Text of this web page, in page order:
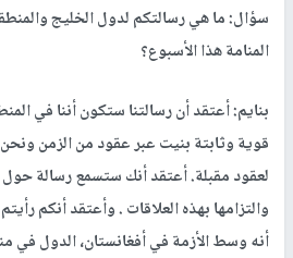
سؤال: ما هي رسالتكم لدول الخليج
المنامة هذا الأسبوع؟
بنايم: أعتقد أن رسالتنا ستكون أننا في
قوية وثابتة بنيت عبر عقود من الزمن
لعقود مقبلة. أعتقد أنك ستسمع رسالة حول
والتزامها بهذه العلاقات . وأعتقد أنكم
أنه وسط الأزمة في أفغانستان، الدول في